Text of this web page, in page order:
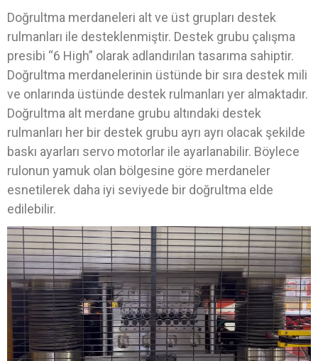
Doğrultma merdaneleri alt ve üst grupları destek
rulmanları ile desteklenmiştir. Destek grubu çalışma
presibi “6 High” olarak adlandırılan tasarıma sahiptir.
Doğrultma merdanelerinin üstünde bir sıra destek mili
ve onlarında üstünde destek rulmanları yer almaktadır.
Doğrultma alt merdane grubu altındaki destek
rulmanları her bir destek grubu ayrı ayrı olacak şekilde
baskı ayarları servo motorlar ile ayarlanabilir. Böylece
rulonun yamuk olan bölgesine göre merdaneler
esnetilerek daha iyi seviyede bir doğrultma elde
edilebilir.